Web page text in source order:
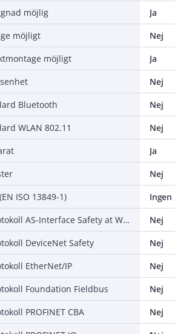
möjlig
Ja
möjligt
Nej
möjligt
Ja
Nej
Bluetooth
Nej
WLAN 802.11
Nej
Ja
Nej
ISO 13849-1)
Ingen
Stödjer protokoll AS-Interface Safety at Work
Nej
DeviceNet Safety
Nej
EtherNet/IP
Nej
Foundation Fieldbus
Nej
PROFINET CBA
Nej